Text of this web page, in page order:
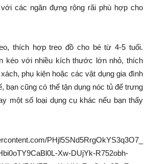
các ngăn đựng rộng rãi phù hợp cho
thích hợp treo đồ cho bé từ 4-5 tuổi.
kéo với nhiều kích thước lớn nhỏ, thích
phụ kiện hoặc các vật dụng gia đình
bạn cũng có thể tận dụng nóc tủ để trưng
một số loại dụng cụ khác nếu bạn thấy